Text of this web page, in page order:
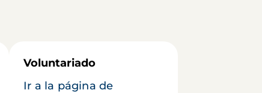
Voluntariado
Ir a la página de